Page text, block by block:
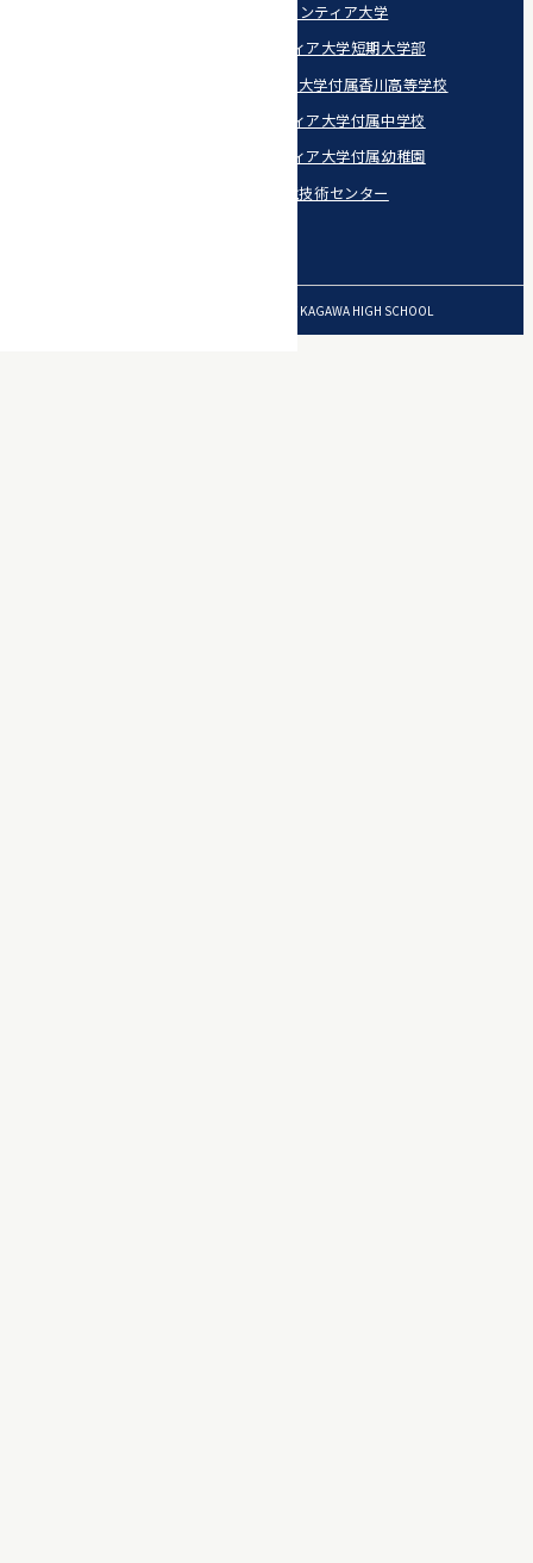
宇部フロンティア大学
宇部フロンティア大学短期大学部
宇部フロンティア大学付属香川高等学校
宇部フロンティア大学付属中学校
宇部フロンティア大学付属幼稚園
宇部環境技術センター
© 2026 UBE FRONTIER UNIVERSITY KAGAWA HIGH SCHOOL